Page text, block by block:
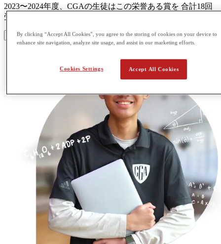
2023〜2024年度、CGAの生徒はこの栄誉ある賞を 合計18回
受賞 しました。
See the 2024 Awards
By clicking “Accept All Cookies”, you agree to the storing of cookies on your device to
enhance site navigation, analyze site usage, and assist in our marketing efforts.
Accept All Cookies
Cookies Settings